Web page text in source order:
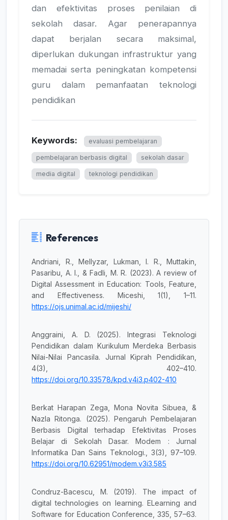
dan efektivitas proses penilaian di
sekolah dasar. Agar penerapannya
dapat berjalan secara maksimal,
diperlukan dukungan infrastruktur yang
memadai serta peningkatan kompetensi
guru dalam pemanfaatan teknologi
pendidikan
Keywords: evaluasi pembelajaran
pembelajaran berbasis digital sekolah dasar
media digital teknologi pendidikan
References
Andriani, R., Mellyzar, Lukman, I. R., Muttakin,
Pasaribu, A. I., & Fadli, M. R. (2023). A review of
Digital Assessment in Education: Tools, Feature,
and Effectiveness. Miceshi, 1(1), 1–11.
https://ojs.unimal.ac.id/mijeshi/
Anggraini, A. D. (2025). Integrasi Teknologi
Pendidikan dalam Kurikulum Merdeka Berbasis
Nilai-Nilai Pancasila. Jurnal Kiprah Pendidikan,
4(3), 402–410.
https://doi.org/10.33578/kpd.v4i3.p402-410
Berkat Harapan Zega, Mona Novita Sibuea, &
Nazla Ritonga. (2025). Pengaruh Pembelajaran
Berbasis Digital terhadap Efektivitas Proses
Belajar di Sekolah Dasar. Modem : Jurnal
Informatika Dan Sains Teknologi., 3(3), 97–109.
https://doi.org/10.62951/modem.v3i3.585
Condruz-Bacescu, M. (2019). The impact of
digital technologies on learning. ELearning and
Software for Education Conference, 335, 57–63.